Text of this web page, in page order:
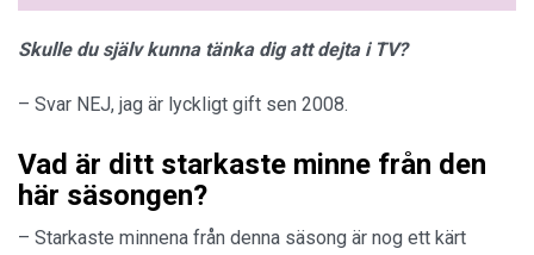
Skulle du själv kunna tänka dig att dejta i TV?
– Svar NEJ, jag är lyckligt gift sen 2008.
Vad är ditt starkaste minne från den
här säsongen?
– Starkaste minnena från denna säsong är nog ett kärt